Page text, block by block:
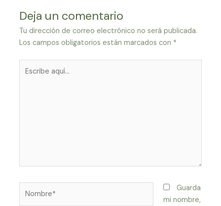
Deja un comentario
Tu dirección de correo electrónico no será publicada.
Los campos obligatorios están marcados con *
aquí...
Guarda
mi nombre,